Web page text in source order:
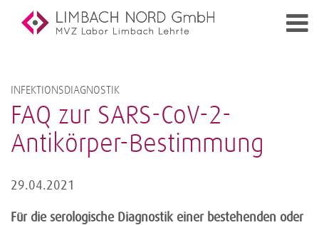
INFEKTIONSDIAGNOSTIK
FAQ zur SARS-CoV-2-
Antikörper-Bestimmung
29.04.2021
Für die serologische Diagnostik einer bestehenden oder